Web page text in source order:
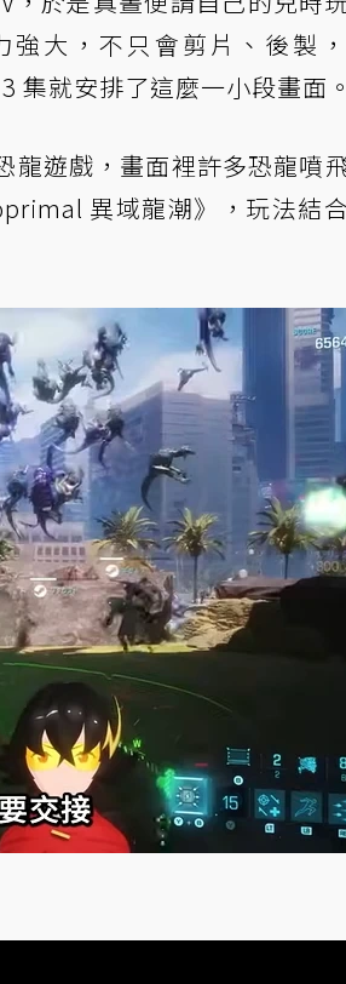
大，不只會剪片、後製
集就安排了這麼一小段畫面。
龍遊戲，畫面裡許多恐龍噴
異域龍潮》，玩法結